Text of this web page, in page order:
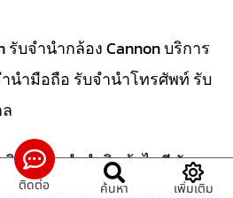
บจำนำกล้อง Cannon บริการ
นำมือถือ รับจำนำโทรศัพท์ รับ
การ รับจำนำสินค้าไอที รับ
ฟน นาฬิกา และ ของแบรนด์เนม
ติดต่อ ค้นหา เพิ่มเติม